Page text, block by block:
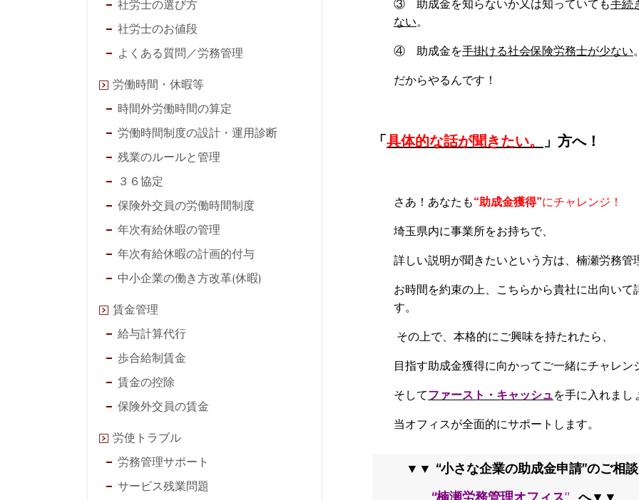
③ 助成金を知らないか又は知っていても手続
ない。
④ 助成金を手掛ける社会保険労務士が少ない
だからやるんです！
「 具体的な話が聞きたい。 」方へ！
さあ！あなたも“助成金獲得”にチャレンジ！
埼玉県内に事業所をお持ちで、
詳しい説明が聞きたいという方は、楠瀬労務
お時間を約束の上、こちらから貴社に出向いて
す。
その上で、本格的にご興味を持たれたら、
目指す助成金獲得に向かってご一緒にチャレン
そしてファースト・キャッシュを手に入れまし
当オフィスが全面的にサポートします。
▼▼ “小さな企業の助成金申請”のご相
社労士の選び方
社労士のお値段
よくある質問／労務管理
労働時間・休暇等
時間外労働時間の算定
労働時間制度の設計・運用診断
残業のルールと管理
３６協定
保険外交員の労働時間制度
年次有給休暇の管理
年次有給休暇の計画的付与
中小企業の働き方改革(休暇)
賃金管理
給与計算代行
歩合給制賃金
賃金の控除
保険外交員の賃金
労使トラブル
労務管理サポート
サービス残業問題